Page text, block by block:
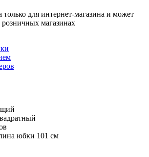
только для интернет-магазина и может
розничных магазинах
юбки 101 см